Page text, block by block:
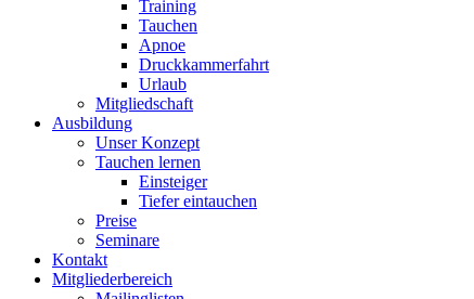
Training
Tauchen
Apnoe
Druckkammerfahrt
Urlaub
Mitgliedschaft
Ausbildung
Unser Konzept
Tauchen lernen
Einsteiger
Tiefer eintauchen
Preise
Seminare
Kontakt
Mitgliederbereich